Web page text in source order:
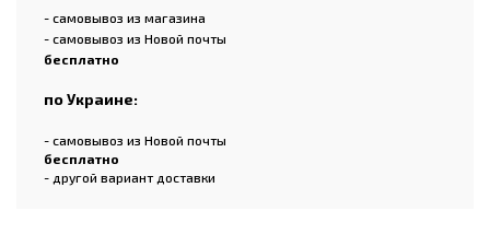
- самовывоз из магазина
- самовывоз из Новой почты
бесплатно
по Украине:
- самовывоз из Новой почты
бесплатно
- другой вариант доставки